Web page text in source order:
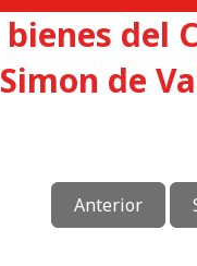
del
de
Anterior